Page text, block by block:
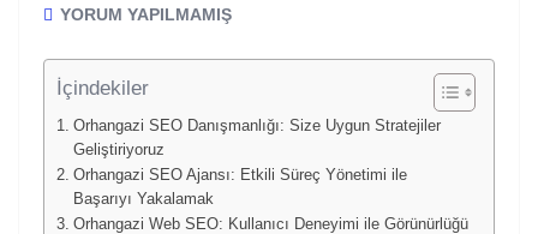
YORUM YAPILMAMIŞ
İçindekiler
Orhangazi SEO Danışmanlığı: Size Uygun Stratejiler
Geliştiriyoruz
Orhangazi SEO Ajansı: Etkili Süreç Yönetimi ile
Başarıyı Yakalamak
Orhangazi Web SEO: Kullanıcı Deneyimi ile Görünürlüğü